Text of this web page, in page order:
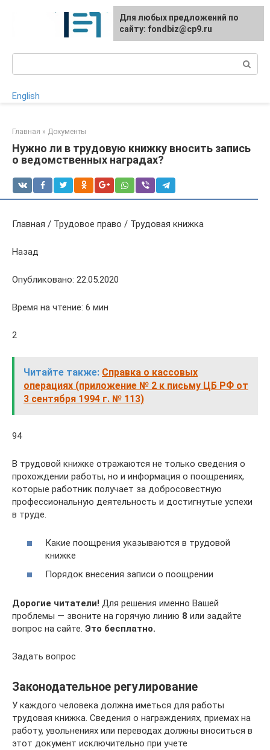
English
Главная » Документы
Нужно ли в трудовую книжку вносить запись
о ведомственных наградах?
Главная / Трудовое право / Трудовая книжка
Назад
Опубликовано: 22.05.2020
Время на чтение: 6 мин
2
Читайте также: Справка о кассовых
операциях (приложение № 2 к письму ЦБ РФ от
3 сентября 1994 г. № 113)
94
В трудовой книжке отражаются не только сведения о
прохождении работы, но и информация о поощрениях,
которые работник получает за добросовестную
профессиональную деятельность и достигнутые успехи
в труде.
Какие поощрения указываются в трудовой
книжке
Порядок внесения записи о поощрении
Дорогие читатели! Для решения именно Вашей
проблемы — звоните на горячую линию 8 или задайте
вопрос на сайте. Это бесплатно.
Задать вопрос
Законодательное регулирование
У каждого человека должна иметься для работы
трудовая книжка. Сведения о награждениях, приемах на
работу, увольнениях или переводах должны вноситься в
этот документ исключительно при учете
Для любых предложений по
сайту: fondbiz@cp9.ru